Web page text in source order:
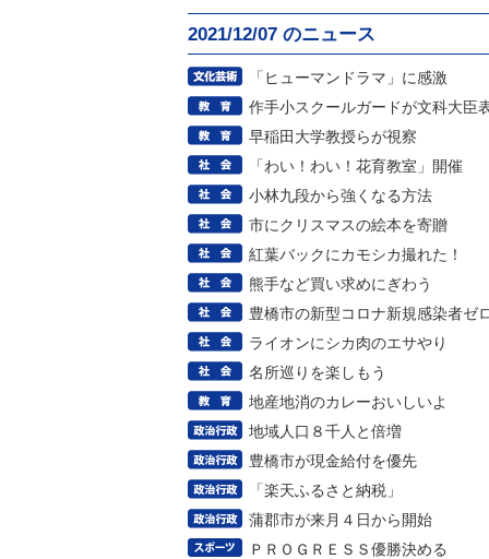
2021/12/07 のニュース
「ヒューマンドラマ」に感激
作手小スクールガードが文科大臣
早稲田大学教授らが視察
「わい！わい！花育教室」開催
小林九段から強くなる方法
市にクリスマスの絵本を寄贈
紅葉バックにカモシカ撮れた！
熊手など買い求めにぎわう
豊橋市の新型コロナ新規感染者ゼ
ライオンにシカ肉のエサやり
名所巡りを楽しもう
地産地消のカレーおいしいよ
地域人口８千人と倍増
豊橋市が現金給付を優先
「楽天ふるさと納税」
蒲郡市が来月４日から開始
ＰＲＯＧＲＥＳＳ優勝決める